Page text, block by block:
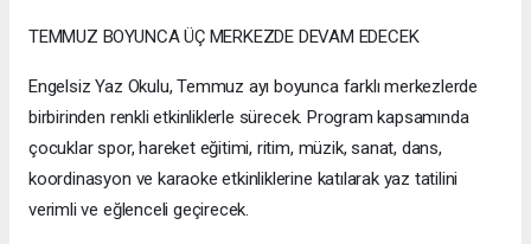
TEMMUZ BOYUNCA ÜÇ MERKEZDE DEVAM EDECEK
Engelsiz Yaz Okulu, Temmuz ayı boyunca farklı merkezlerde
birbirinden renkli etkinliklerle sürecek. Program kapsamında
çocuklar spor, hareket eğitimi, ritim, müzik, sanat, dans,
koordinasyon ve karaoke etkinliklerine katılarak yaz tatilini
verimli ve eğlenceli geçirecek.